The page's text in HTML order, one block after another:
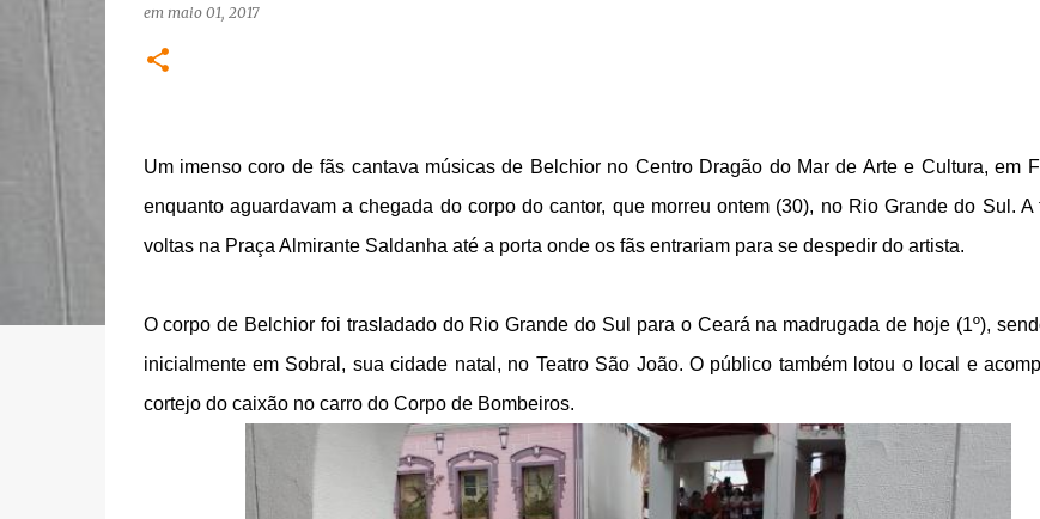
em maio 01, 2017
Um imenso coro de fãs cantava músicas de Belchior no Centro Dragão do Mar de Arte e Cultura, em
enquanto aguardavam a chegada do corpo do cantor, que morreu ontem (30), no Rio Grande do Sul. A
voltas na Praça Almirante Saldanha até a porta onde os fãs entrariam para se despedir do artista.
O corpo de Belchior foi trasladado do Rio Grande do Sul para o Ceará na madrugada de hoje (1º),
inicialmente em Sobral, sua cidade natal, no Teatro São João. O público também lotou o local e
cortejo do caixão no carro do Corpo de Bombeiros.